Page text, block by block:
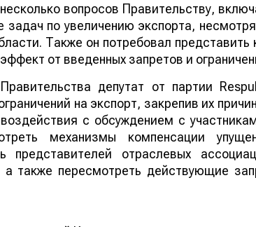
вопросов Правительству,
задач по увеличению экспорта,
Также он потребовал представить
от введенных запретов и
депутат от партии
на экспорт, закрепив их
воздействия с обсуждением с
механизмы компенсации
представителей отраслевых
также пересмотреть действующие